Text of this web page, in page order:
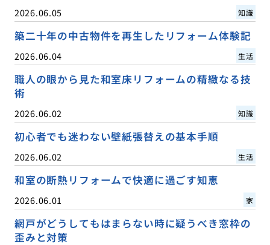
2026.06.05 知識
築二十年の中古物件を再生したリフォーム体験記
2026.06.04 生活
職人の眼から見た和室床リフォームの精緻なる技
術
2026.06.02 知識
初心者でも迷わない壁紙張替えの基本手順
2026.06.02 生活
和室の断熱リフォームで快適に過ごす知恵
2026.06.01 家
網戸がどうしてもはまらない時に疑うべき窓枠の
歪みと対策